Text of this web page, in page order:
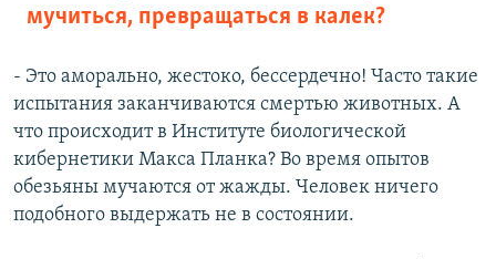
мучиться, превращаться в калек?
- Это аморально, жестоко, бессердечно! Часто такие
испытания заканчиваются смертью животных. А
что происходит в Институте биологической
кибернетики Макса Планка? Во время опытов
обезьяны мучаются от жажды. Человек ничего
подобного выдержать не в состоянии.